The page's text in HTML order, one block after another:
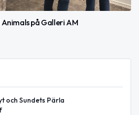
på Galleri AM
och Sundets Pärla